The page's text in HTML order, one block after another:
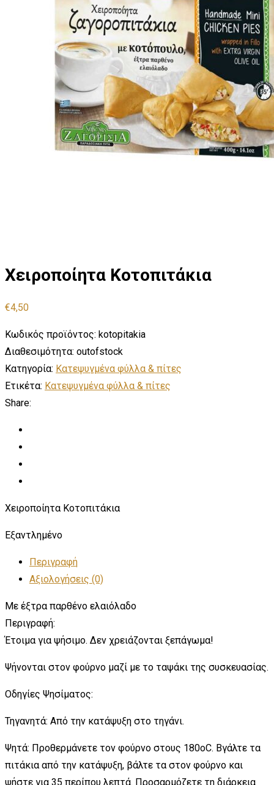
Χειροποίητα Κοτοπιτάκια
€4,50
Κωδικός προϊόντος: kotopitakia
Διαθεσιμότητα: outofstock
Κατηγορία: Κατεψυγμένα φύλλα & πίτες
Ετικέτα: Κατεψυγμένα φύλλα & πίτες
Share:
Χειροποίητα Κοτοπιτάκια
Εξαντλημένο
Περιγραφή
Αξιολογήσεις (0)
Με έξτρα παρθένο ελαιόλαδο
Περιγραφή:
Έτοιμα για ψήσιμο. Δεν χρειάζονται ξεπάγωμα!
Ψήνονται στον φούρνο μαζί με το ταψάκι της συσκευασίας.
Οδηγίες Ψησίματος:
Τηγανητά: Από την κατάψυξη στο τηγάνι.
Ψητά: Προθερμάνετε τον φούρνο στους 180oC. Βγάλτε τα
πιτάκια από την κατάψυξη, βάλτε τα στον φούρνο και
ψήστε για 35 περίπου λεπτά. Προσαρμόζετε τη διάρκεια